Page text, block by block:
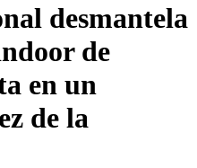
desmantela
de
en un
de la